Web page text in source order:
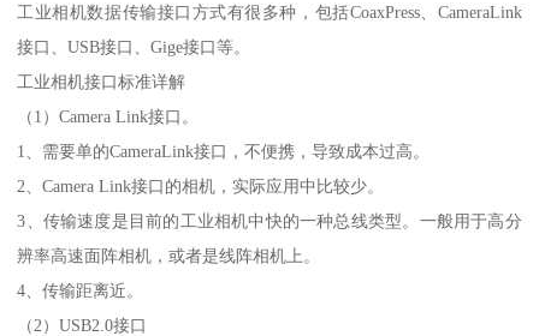
工业相机数据传输接口方式有很多种，包括CoaxPress、CameraLink
接口、USB接口、Gige接口等。
工业相机接口标准详解
（1）Camera Link接口。
1、需要单的CameraLink接口，不便携，导致成本过高。
2、Camera Link接口的相机，实际应用中比较少。
3、传输速度是目前的工业相机中快的一种总线类型。一般用于高分
辨率高速面阵相机，或者是线阵相机上。
4、传输距离近。
（2）USB2.0接口